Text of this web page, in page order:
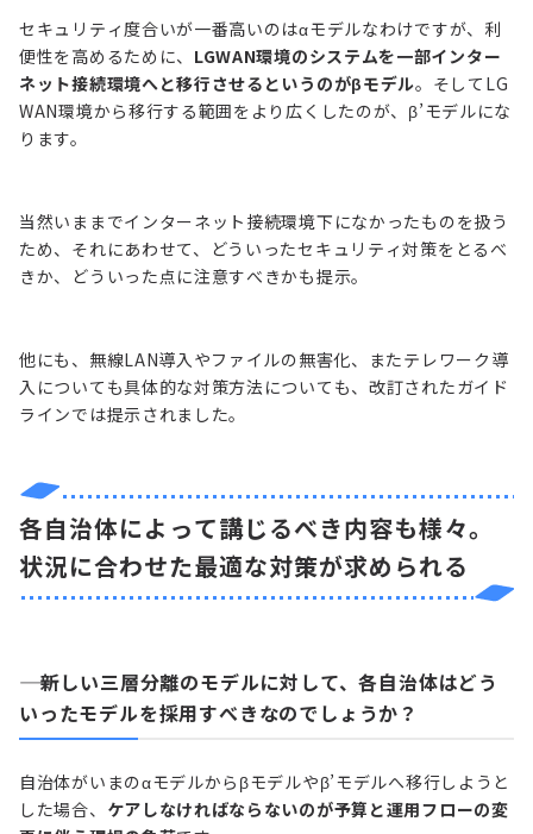
セキュリティ度合いが一番高いのはαモデルなわけですが、利
便性を高めるために、 LGWAN環境のシステムを一部インター
ネット接続環境へと移行させるというのがβモデル。そしてLG
WAN環境から移行する範囲をより広くしたのが、β’モデルにな
ります。
当然いままでインターネット接続環境下になかったものを扱う
ため、それにあわせて、どういったセキュリティ対策をとるべ
きか、どういった点に注意すべきかも提示。
他にも、無線LAN導入やファイルの無害化、またテレワーク導
入についても具体的な対策方法についても、改訂されたガイド
ラインでは提示されました。
各自治体によって講じるべき内容も様々。
状況に合わせた最適な対策が求められる
―― 新しい三層分離のモデルに対して、各自治体はどう
いったモデルを採用すべきなのでしょうか？
自治体がいまのαモデルからβモデルやβ’モデルへ移行しようと
した場合、 ケアしなければならないのが予算と運用フローの変